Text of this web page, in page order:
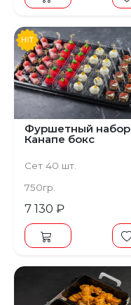
Предыдущий
Фуршетный набор
Канапе бокс
Сет 40 шт.
750гр.
7 130 ₽